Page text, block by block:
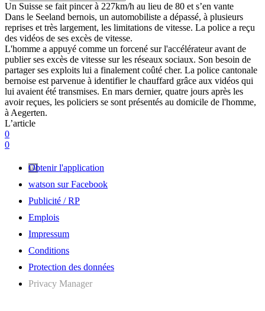
Un Suisse se fait pincer à 227km/h au lieu de 80 et s’en vante
Dans le Seeland bernois, un automobiliste a dépassé, à plusieurs
reprises et très largement, les limitations de vitesse. La police a reçu
des vidéos de ses excès de vitesse.
L'homme a appuyé comme un forcené sur l'accélérateur avant de
publier ses excès de vitesse sur les réseaux sociaux. Son besoin de
partager ses exploits lui a finalement coûté cher. La police cantonale
bernoise est parvenue à identifier le chauffard grâce aux vidéos qui
lui avaient été transmises. En mars dernier, quatre jours après les
avoir reçues, les policiers se sont présentés au domicile de l'homme,
à Aegerten.
L’article
0
0
Obtenir l'application
watson sur Facebook
Publicité / RP
Emplois
Impressum
Conditions
Protection des données
Privacy Manager